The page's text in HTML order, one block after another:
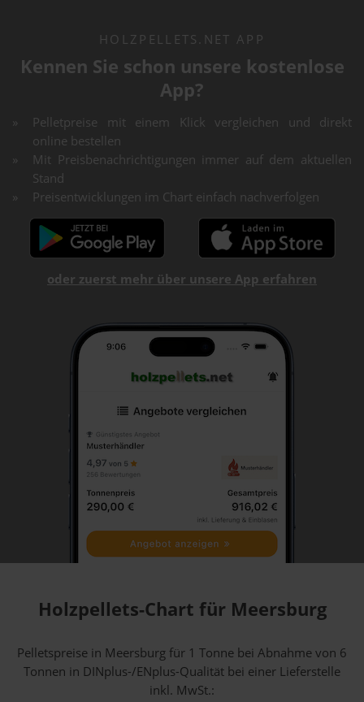
HOLZPELLETS.NET APP
Kennen Sie schon unsere kostenlose
App?
Pelletpreise mit einem Klick vergleichen und direkt
online bestellen
Mit Preisbenachrichtigungen immer auf dem aktuellen
Stand
Preisentwicklungen im Chart einfach nachverfolgen
oder zuerst mehr über unsere App erfahren
Holzpellets-Chart für Meersburg
Pelletspreise in Meersburg für 1 Tonne bei Abnahmevon 6
Tonnen in DINplus-/ENplus-Qualität bei einer Lieferstelle
inkl. MwSt.: